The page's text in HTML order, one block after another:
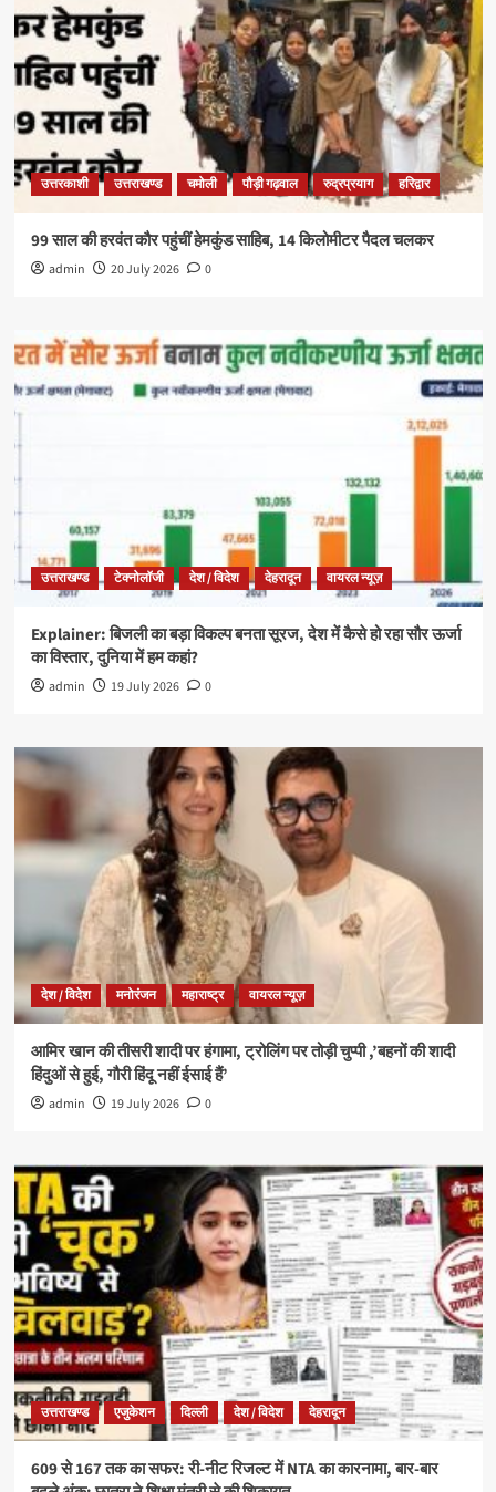
उत्तरकाशी उत्तराखण्ड चमोली पौड़ी गढ़वाल रुद्रप्रयाग हरिद्वार
99 साल की हरवंत कौर पहुंचीं हेमकुंड साहिब, 14 किलोमीटर पैदल चलकर
admin 20 July 2026 0
उत्तराखण्ड टेक्नोलॉजी देश / विदेश देहरादून वायरल न्यूज़
Explainer: बिजली का बड़ा विकल्प बनता सूरज, देश में कैसे हो रहा सौर ऊर्जा
का विस्तार, दुनिया में हम कहां?
admin 19 July 2026 0
देश / विदेश मनोरंजन महाराष्ट्र वायरल न्यूज़
आमिर खान की तीसरी शादी पर हंगामा, ट्रोलिंग पर तोड़ी चुप्पी ,’बहनों की शादी
हिंदुओं से हुई, गौरी हिंदू नहीं ईसाई हैं’
admin 19 July 2026 0
उत्तराखण्ड एजुकेशन दिल्ली देश / विदेश देहरादून
609 से 167 तक का सफर: री-नीट रिजल्ट में NTA का कारनामा, बार-बार